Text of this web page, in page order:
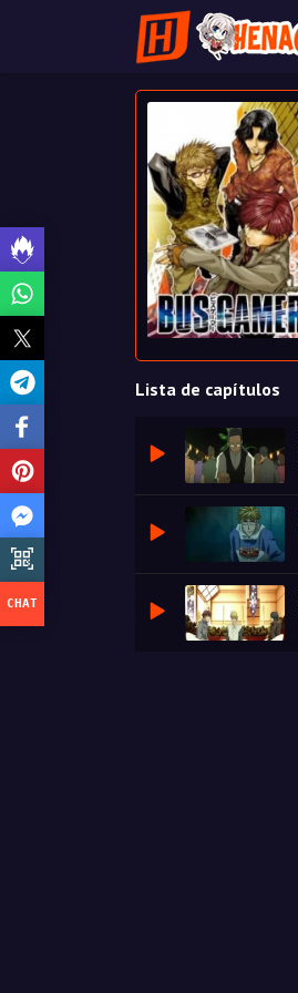
Lista de capítulos